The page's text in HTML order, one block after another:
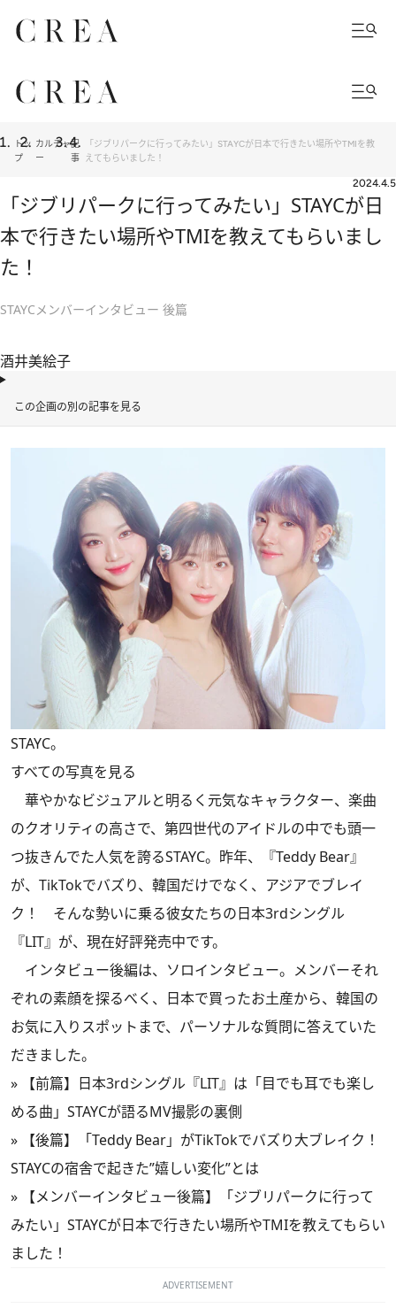
トッ
プ
カルチャ
ー
記
事
「ジブリパークに行ってみたい」STAYCが日本で行きたい場所やTMIを教
えてもらいました！
2024.4.5
「ジブリパークに行ってみたい」STAYCが日
本で行きたい場所やTMIを教えてもらいまし
た！
STAYCメンバーインタビュー 後篇
酒井美絵子
この企画の別の記事を見る
STAYC。
すべての写真を見る
華やかなビジュアルと明るく元気なキャラクター、楽曲
のクオリティの高さで、第四世代のアイドルの中でも頭一
つ抜きんでた人気を誇るSTAYC。昨年、『Teddy Bear』
が、TikTokでバズり、韓国だけでなく、アジアでブレイ
ク！ そんな勢いに乗る彼女たちの日本3rdシングル
『LIT』が、現在好評発売中です。
インタビュー後編は、ソロインタビュー。メンバーそれ
ぞれの素顔を探るべく、日本で買ったお土産から、韓国の
お気に入りスポットまで、パーソナルな質問に答えていた
だきました。
»
【前篇】日本3rdシングル『LIT』は「目でも耳でも楽し
める曲」STAYCが語るMV撮影の裏側
»
【後篇】「Teddy Bear」がTikTokでバズり大ブレイク！
STAYCの宿舎で起きた”嬉しい変化”とは
»
【メンバーインタビュー後篇】「ジブリパークに行って
みたい」STAYCが日本で行きたい場所やTMIを教えてもらい
ました！
ADVERTISEMENT